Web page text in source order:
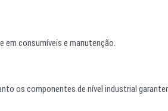
consumíveis e manutenção.
os componentes de nível industrial